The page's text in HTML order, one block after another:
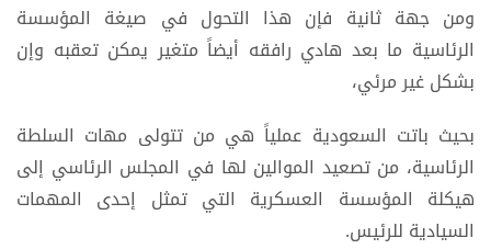
ومن جهة ثانية فإن هذا التحول في صيغة المؤسسة
الرئاسية ما بعد هادي رافقه أيضاً متغير يمكن تعقبه وإن
بشكل غير مرئي،
بحيث باتت السعودية عملياً هي من تتولى مهات السلطة
الرئاسية، من تصعيد الموالين لها في المجلس الرئاسي إلى
هيكلة المؤسسة العسكرية التي تمثل إحدى المهمات
السيادية للرئيس.